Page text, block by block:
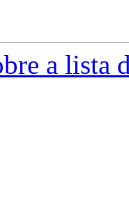
a lista